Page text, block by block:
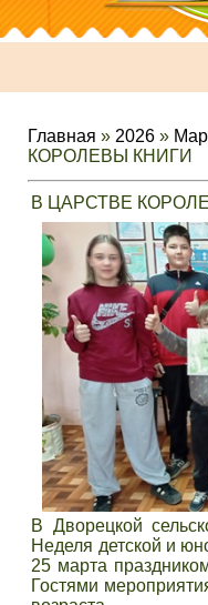
Главная » 2026 »
КОРОЛЕВЫ КНИГИ
В ЦАРСТВЕ
В Дворецкой
Неделя детской и
25 марта
Гостями